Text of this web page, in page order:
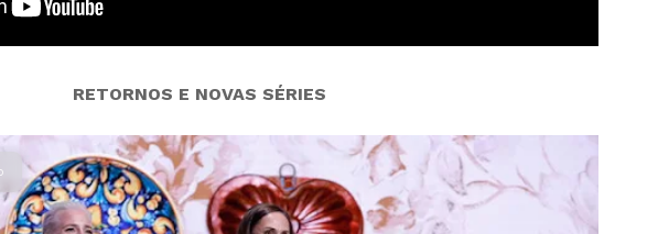
RETORNOS E NOVAS SÉRIES